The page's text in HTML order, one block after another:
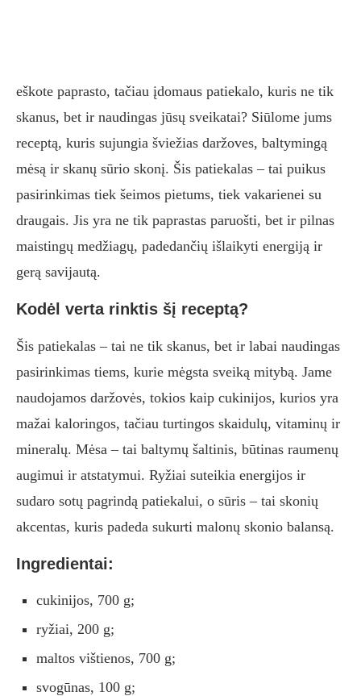
eškote paprasto, tačiau įdomaus patiekalo, kuris ne tik
skanus, bet ir naudingas jūsų sveikatai? Siūlome jums
receptą, kuris sujungia šviežias daržoves, baltymingą
mėsą ir skanų sūrio skonį. Šis patiekalas – tai puikus
pasirinkimas tiek šeimos pietums, tiek vakarienei su
draugais. Jis yra ne tik paprastas paruošti, bet ir pilnas
maistingų medžiagų, padedančių išlaikyti energiją ir
gerą savijautą.
Kodėl verta rinktis šį receptą?
Šis patiekalas – tai ne tik skanus, bet ir labai naudingas
pasirinkimas tiems, kurie mėgsta sveiką mitybą. Jame
naudojamos daržovės, tokios kaip cukinijos, kurios yra
mažai kaloringos, tačiau turtingos skaidulų, vitaminų ir
mineralų. Mėsa – tai baltymų šaltinis, būtinas raumenų
augimui ir atstatymui. Ryžiai suteikia energijos ir
sudaro sotų pagrindą patiekalui, o sūris – tai skonių
akcentas, kuris padeda sukurti malonų skonio balansą.
Ingredientai:
cukinijos, 700 g;
ryžiai, 200 g;
maltos vištienos, 700 g;
svogūnas, 100 g;